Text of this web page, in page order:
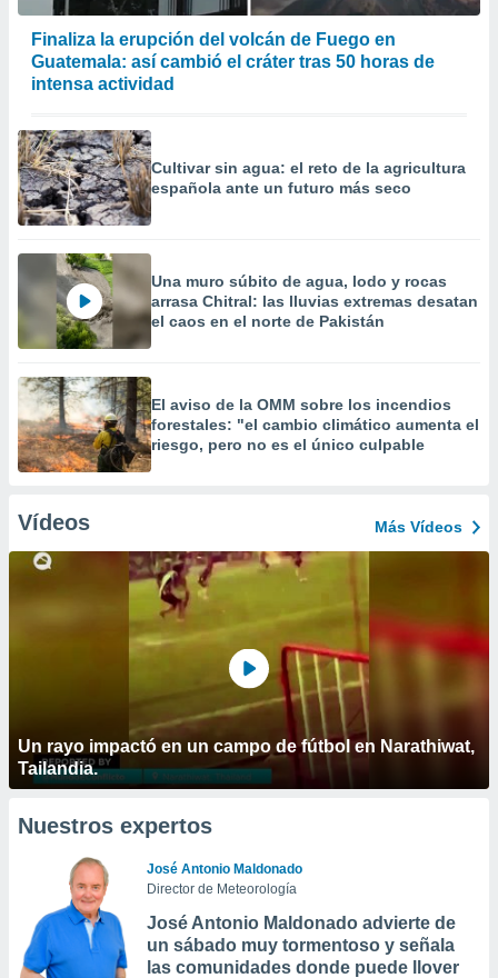
Finaliza la erupción del volcán de Fuego en
Guatemala: así cambió el cráter tras 50 horas de
intensa actividad
Cultivar sin agua: el reto de la agricultura
española ante un futuro más seco
Una muro súbito de agua, lodo y rocas
arrasa Chitral: las lluvias extremas desatan
el caos en el norte de Pakistán
El aviso de la OMM sobre los incendios
forestales: "el cambio climático aumenta el
riesgo, pero no es el único culpable
Vídeos Más Vídeos
Un rayo impactó en un campo de fútbol en Narathiwat,
Tailandia.
Nuestros expertos
José Antonio Maldonado
Director de Meteorología
José Antonio Maldonado advierte de
un sábado muy tormentoso y señala
las comunidades donde puede llover